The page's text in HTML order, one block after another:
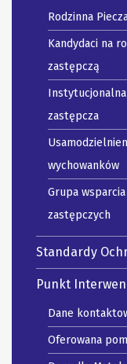
Rodzinna
Kandydaci na
zastępczą
zastępcza
wychowanków
Grupa
zastępczych
Standardy
Punkt
Dane
Oferowana